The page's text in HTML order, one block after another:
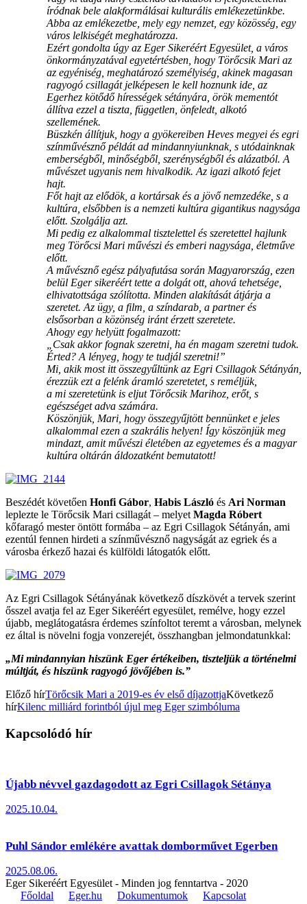
íródnak bele alakformálásai kulturális emlékezetünkbe.
Abba az emlékezetbe, mely egy nemzet, egy közösség, egy
város lelkiségét meghatározza.
Ezért gondolta úgy az Eger Sikeréért Egyesület, a város
önkormányzatával egyetértésben, hogy Törőcsik Mari az
az egyéniség, meghatározó személyiség, akinek magasan
ragyogó csillagát jelképesen le kell hoznunk ide, az
Egerhez kötődő hírességek sétányára, örök mementót
állítva ezzel a tiszta, független, önfeledt, alkotó
szellemének.
Büszkén állítjuk, hogy a gyökereiben Heves megyei és egri
színművésznő példát ad mindannyiunknak, s utódainknak
emberségből, minőségből, szerénységből és alázatból. A
művészet ugyanis nem hivalkodik. Az igazi alkotó fejet
hajt.
Főt hajt az elődök, a kortársak és a jövő nemzedéke, s a
kultúra, elsőbben is a nemzeti kultúra gigantikus nagysága
előtt. Szolgálja azt.
Mi pedig ez alkalommal tisztelettel és szeretettel hajlunk
meg Törőcsi Mari művészi és emberi nagysága, életműve
előtt.
A művésznő egész pályafutása során Magyarország, ezen
belül Eger sikeréért tette a dolgát ott, ahová tehetsége,
elhivatottsága szólította. Minden alakítását átjárja a
szeretet. Az ügy, a film, a színdarab, a partner és
elsősorban a közönség iránt érzett szeretete.
Ahogy egy helyütt fogalmazott:
„Csak akkor fognak szeretni, ha én magam szeretni tudok.
Érted? A lényeg, hogy te tudjál szeretni!”
Mi, akik most itt összegyűltünk az Egri Csillagok Sétányán,
érezzük ezt a felénk áramló szeretetet, s reméljük,
a mi szeretetünk is eljut Törőcsik Marihoz, erőt, s
egészséget adva számára.
Köszönjük, Mari, hogy összegyűjtött bennünket e jeles
alkalommal ezen a szakrális helyen! Így köszönjük meg
mindazt, amit művészi életében az egyetemes és a magyar
kultúra oltárán áldozatként bemutatott!
Beszédét követően Honfi Gábor, Habis László és Ari Norman
leplezte le Törőcsik Mari csillagát – melyet Magda Róbert
kőfaragó mester öntött formába – az Egri Csillagok Sétányán, ami
ezentúl fennen hirdeti a színművésznő nagyságát az egriek és a
városba érkező hazai és külföldi látogatók előtt.
Az Egri Csillagok Sétányának következő díszkövét a tervek szerint
ősszel avatja fel az Eger Sikeréért egyesület, remélve, hogy ezzel
újabb, meglátogatásra érdemes színfoltot teremt a városban, melynek
ez által is növelni fogja vonzerejét, összhangban jelmondatunkkal:
„Mi mindannyian hiszünk Eger értékeiben, tiszteljük a történelmi
múltját, és hiszünk ragyogó jövőjében is.”
Előző hírTörőcsik Mari a 2019-es év első díjazottjaKövetkező
hírKilenc milliárd forintból újul meg Eger szimbóluma
Kapcsolódó hír
Újabb névvel gazdagodott az Egri Csillagok Sétánya
2025.10.04.
Puhl Sándor emlékére avattak domborművet Egerben
2025.08.06.
Eger Sikeréért Egyesület - Minden jog fenntartva - 2020
Főoldal
Eger.hu Dokumentumok Kapcsolat